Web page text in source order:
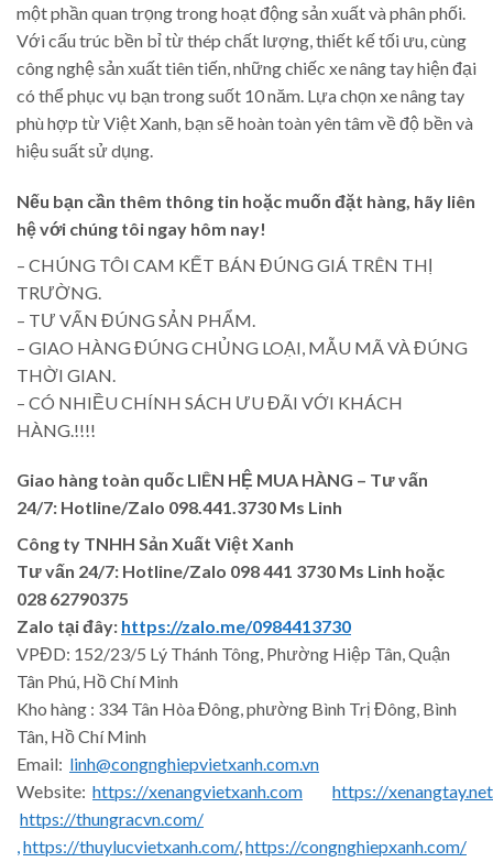
một phần quan trọng trong hoạt động sản xuất và phân phối.
Với cấu trúc bền bỉ từ thép chất lượng, thiết kế tối ưu, cùng
công nghệ sản xuất tiên tiến, những chiếc xe nâng tay hiện đại
có thể phục vụ bạn trong suốt 10 năm. Lựa chọn xe nâng tay
phù hợp từ Việt Xanh, bạn sẽ hoàn toàn yên tâm về độ bền và
hiệu suất sử dụng.
Nếu bạn cần thêm thông tin hoặc muốn đặt hàng, hãy liên
hệ với chúng tôi ngay hôm nay!
– CHÚNG TÔI CAM KẾT BÁN ĐÚNG GIÁ TRÊN THỊ
TRƯỜNG.
– TƯ VẤN ĐÚNG SẢN PHẨM.
– GIAO HÀNG ĐÚNG CHỦNG LOẠI, MẪU MÃ VÀ ĐÚNG
THỜI GIAN.
– CÓ NHIỀU CHÍNH SÁCH ƯU ĐÃI VỚI KHÁCH
HÀNG.!!!!
Giao hàng toàn quốc LIÊN HỆ MUA HÀNG – Tư vấn
24/7: Hotline/Zalo 098.441.3730 Ms Linh
Công ty TNHH Sản Xuất Việt Xanh
Tư vấn 24/7: Hotline/Zalo 098 441 3730 Ms Linh hoặc
028 62790375
Zalo tại đây: https://zalo.me/0984413730
VPĐD: 152/23/5 Lý Thánh Tông, Phường Hiệp Tân, Quận
Tân Phú, Hồ Chí Minh
Kho hàng : 334 Tân Hòa Đông, phường Bình Trị Đông, Bình
Tân, Hồ Chí Minh
Email: linh@congnghiepvietxanh.com.vn
Website: https://xenangvietxanh.com
https://xenangtay.net
https://thungracvn.com/
,https://thuylucvietxanh.com/,https://congnghiepxanh.com/